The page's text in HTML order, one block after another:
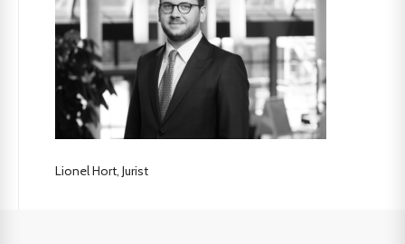
Lionel Hort, Jurist